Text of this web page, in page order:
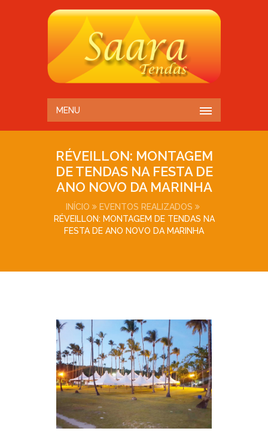
MENU
RÉVEILLON: MONTAGEM
DE TENDAS NA FESTA DE
ANO NOVO DA MARINHA
INÍCIO
EVENTOS REALIZADOS
RÉVEILLON: MONTAGEM DE TENDAS NA
FESTA DE ANO NOVO DA MARINHA